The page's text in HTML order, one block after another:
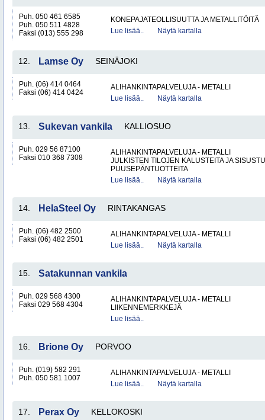
Puh. 050 461 6585
Puh. 050 511 4828
Faksi (013) 555 298
KONEPAJATEOLLISUUTTA JA METALLITÖITÄ
Lue lisää..
Näytä kartalla
12. Lamse Oy SEINÄJOKI
Puh. (06) 414 0464
Faksi (06) 414 0424
ALIHANKINTAPALVELUJA - METALLI
Lue lisää..
Näytä kartalla
13. Sukevan vankila KALLIOSUO
Puh. 029 56 87100
Faksi 010 368 7308
ALIHANKINTAPALVELUJA - METALLI
JULKISTEN TILOJEN KALUSTEITA JA
PUUSEPÄNTUOTTEITA
Lue lisää..
Näytä kartalla
14. HelaSteel Oy RINTAKANGAS
Puh. (06) 482 2500
Faksi (06) 482 2501
ALIHANKINTAPALVELUJA - METALLI
Lue lisää..
Näytä kartalla
15. Satakunnan vankila
Puh. 029 568 4300
Faksi 029 568 4304
ALIHANKINTAPALVELUJA - METALLI
LIIKENNEMERKKEJÄ
Lue lisää..
16. Brione Oy PORVOO
Puh. (019) 582 291
Puh. 050 581 1007
ALIHANKINTAPALVELUJA - METALLI
Lue lisää..
Näytä kartalla
17. Perax Oy KELLOKOSKI